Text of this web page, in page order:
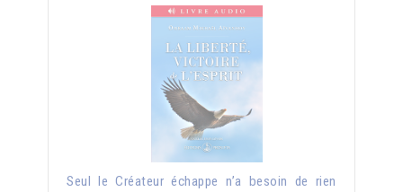
Seul le Créateur échappe n’a besoin de rien